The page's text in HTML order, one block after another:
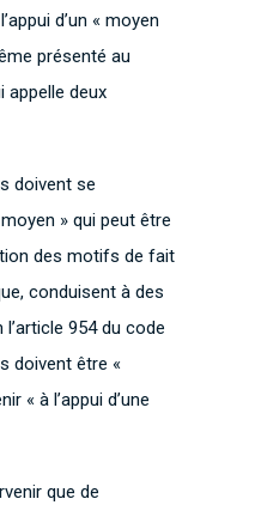
d’un « moyen
présenté au
appelle deux
doivent se
» qui peut être
des motifs de fait
conduisent à des
954 du code
doivent être «
« à l’appui d’une
que de